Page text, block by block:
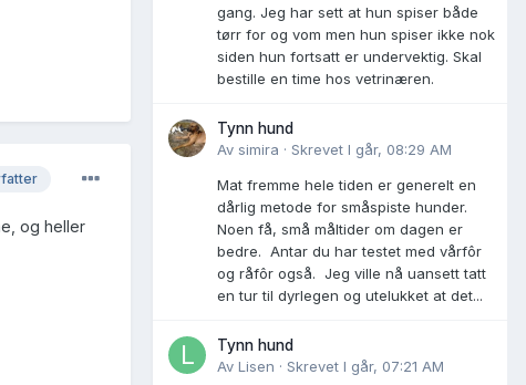
og heller
gang. Jeg har sett at hun spiser både
tørr for og vom men hun spiser ikke nok
siden hun fortsatt er undervektig. Skal
bestille en time hos vetrinæren.
Tynn hund
Av simira · Skrevet I går, 08:29 AM
Mat fremme hele tiden er generelt en
dårlig metode for småspiste hunder.
Noen få, små måltider om dagen er
bedre. Antar du har testet med vårfôr
og råfôr også. Jeg ville nå uansett tatt
en tur til dyrlegen og utelukket at det...
Tynn hund
Av Lisen · Skrevet I går, 07:21 AM